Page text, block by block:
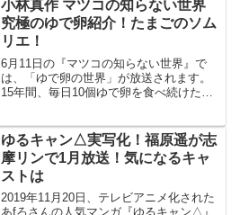
小松成美さんの経...
小林真作 マツコの知らない世界
究極のゆで卵紹介！たまごのソム
リエ！
6月11日の『マツコの知らない世界』で
は、「ゆで卵の世界」が放送されます。
15年間、毎日10個ゆで卵を食べ続けたと
林真作さんについて調べてみました私も
ゆで卵が大好きなの...
ゆるキャン△実写化！福原遥が志
摩リンで1月放送！気になるキャ
ストは
2019年11月20日、テレビアニメ化された
あfろさんの人気マンガ『ゆるキャン△』